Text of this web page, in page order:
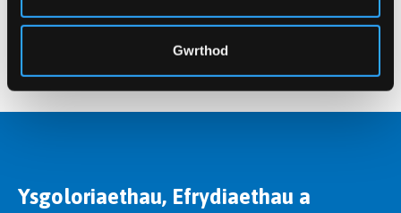
Gwrthod
Ysgoloriaethau, Efrydiaethau a